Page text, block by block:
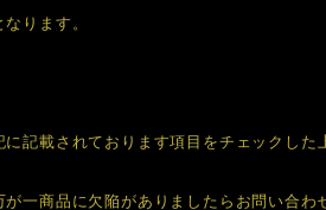
ります。
記載されております項目をチェックした
一商品に欠陥がありましたらお問い合